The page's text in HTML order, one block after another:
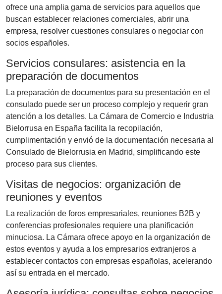
ofrece una amplia gama de servicios para aquellos que
buscan establecer relaciones comerciales, abrir una
empresa, resolver cuestiones consulares o negociar con
socios españoles.
Servicios consulares: asistencia en la
preparación de documentos
La preparación de documentos para su presentación en el
consulado puede ser un proceso complejo y requerir gran
atención a los detalles. La Cámara de Comercio e Industria
Bielorrusa en España facilita la recopilación,
cumplimentación y envió de la documentación necesaria al
Consulado de Bielorrusia en Madrid, simplificando este
proceso para sus clientes.
Visitas de negocios: organización de
reuniones y eventos
La realización de foros empresariales, reuniones B2B y
conferencias profesionales requiere una planificación
minuciosa. La Cámara ofrece apoyo en la organización de
estos eventos y ayuda a los empresarios extranjeros a
establecer contactos con empresas españolas, acelerando
así su entrada en el mercado.